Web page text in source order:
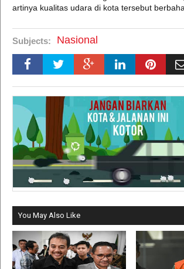
artinya kualitas udara di kota tersebut
Subjects: Nasional
You May Also Like